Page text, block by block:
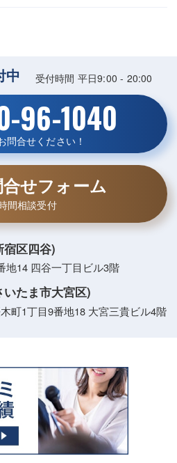
中 受付時間 平日9:00 - 20:00
96-1040
問合せください！
せフォーム
間相談受付
区四谷)
地14 四谷一丁目ビル3階
たま市大宮区)
町1丁目9番地18 大宮三貴ビル4階